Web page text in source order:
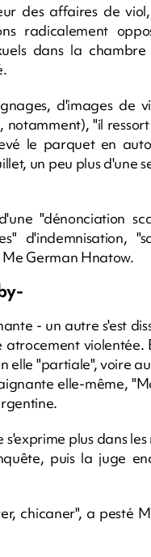
des affaires de
radicalement
dans la
d'images de
"il
le parquet en
un peu plus d'une
"dénonciation
d'indemnisation,
Me German Hnatow.
- un autre s'est
elle "partiale", voire
elle-même,
plus dans
puis la juge
chicaner", a pesté